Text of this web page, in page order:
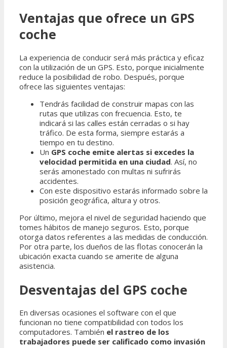
Ventajas que ofrece un GPS
coche
La experiencia de conducir será más práctica y eficaz
con la utilización de un GPS. Esto, porque inicialmente
reduce la posibilidad de robo. Después, porque
ofrece las siguientes ventajas:
Tendrás facilidad de construir mapas con las
rutas que utilizas con frecuencia. Esto, te
indicará si las calles están cerradas o si hay
tráfico. De esta forma, siempre estarás a
tiempo en tu destino.
Un GPS coche emite alertas si excedes la
velocidad permitida en una ciudad. Así, no
serás amonestado con multas ni sufrirás
accidentes.
Con este dispositivo estarás informado sobre la
posición geográfica, altura y otros.
Por último, mejora el nivel de seguridad haciendo que
tomes hábitos de manejo seguros. Esto, porque
otorga datos referentes a las medidas de conducción.
Por otra parte, los dueños de las flotas conocerán la
ubicación exacta cuando se amerite de alguna
asistencia.
Desventajas del GPS coche
En diversas ocasiones el software con el que
funcionan no tiene compatibilidad con todos los
computadores. También el rastreo de los
trabajadores puede ser calificado como invasión